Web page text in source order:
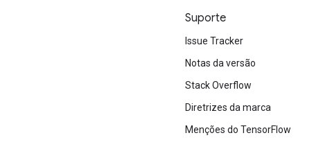
Suporte
Issue Tracker
Notas da versão
Stack Overflow
Diretrizes da marca
Menções do TensorFlow